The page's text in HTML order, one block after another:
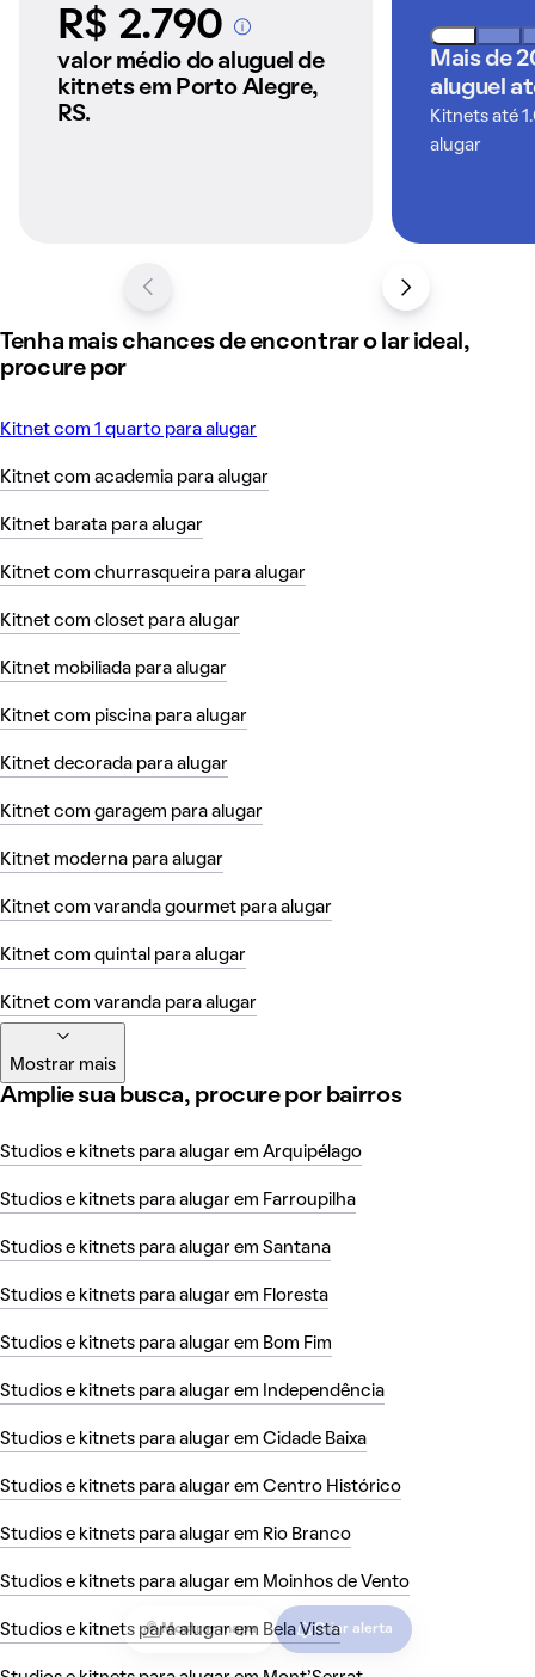
Mostrar mapa Criar alerta
R$ 2.790A partir dos imóveis
anunciados pelo
QuintoAndar
valor médio do aluguel de
kitnets em Porto Alegre,
RS.
Mais de
aluguel
Kitnets até
alugar
Tenha mais chances de encontrar o lar ideal,
procure por
Kitnet com 1 quarto para alugar
Kitnet com academia para alugar
Kitnet barata para alugar
Kitnet com churrasqueira para alugar
Kitnet com closet para alugar
Kitnet mobiliada para alugar
Kitnet com piscina para alugar
Kitnet decorada para alugar
Kitnet com garagem para alugar
Kitnet moderna para alugar
Kitnet com varanda gourmet para alugar
Kitnet com quintal para alugar
Kitnet com varanda para alugar
Mostrar mais
Amplie sua busca, procure por bairros
Studios e kitnets para alugar em Arquipélago
Studios e kitnets para alugar em Farroupilha
Studios e kitnets para alugar em Santana
Studios e kitnets para alugar em Floresta
Studios e kitnets para alugar em Bom Fim
Studios e kitnets para alugar em Independência
Studios e kitnets para alugar em Cidade Baixa
Studios e kitnets para alugar em Centro Histórico
Studios e kitnets para alugar em Rio Branco
Studios e kitnets para alugar em Moinhos de Vento
Studios e kitnets para alugar em Bela Vista